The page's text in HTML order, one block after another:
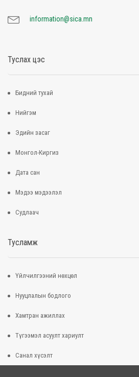
information@sica.mn
Туслах цэс
Бидний тухай
Нийгэм
Эдийн засаг
Монгол-Киргиз
Дата сан
Мэдээ мэдээлэл
Судлаач
Тусламж
Үйлчилгээний нөхцөл
Нууцлалын бодлого
Хамтран ажиллах
Түгээмэл асуулт хариулт
Санал хүсэлт